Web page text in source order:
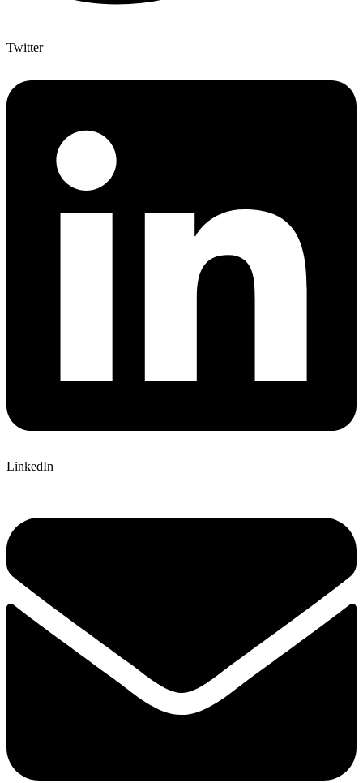
Twitter
LinkedIn